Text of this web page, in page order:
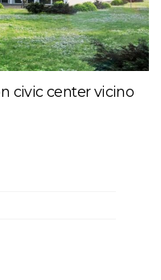
civic center vicino